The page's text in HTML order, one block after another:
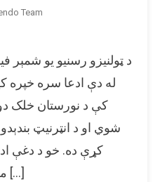
Team
د ټولنیزو رسنیو یو شمېر
له دې ادعا سره خپره
کې د نورستان خلک
شوي او د انټرنیټ
کړې ده. خو د دغې
موندنې ښیي، چې د ټولنیزو […]